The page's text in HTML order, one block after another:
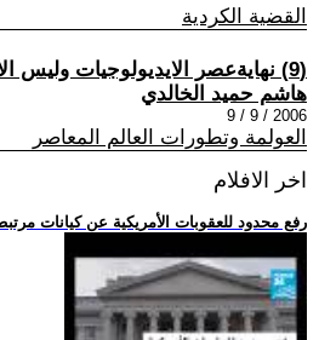
القضية الكردية
(9) نهايةعصر الايديولوجيات وليس الايديولوجيات
هاشم حميد الخالدي
2006 / 9 / 9
العولمة وتطورات العالم المعاصر
اخر الافلام
.. رفع محدود للعقوبات الأمريكية عن كيانات